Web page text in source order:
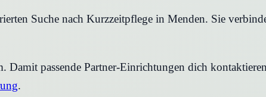
Suche nach Kurzzeitpflege in Menden. Sie
passende Partner-Einrichtungen dich
.